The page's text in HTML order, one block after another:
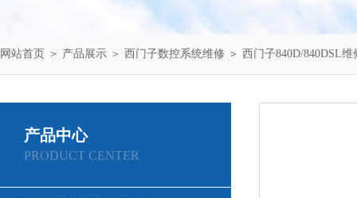
网站首页 ＞ 产品展示 ＞ 西门子数控系统维修 ＞ 西门子840D/840DSL维
产品中心
PRODUCT CENTER